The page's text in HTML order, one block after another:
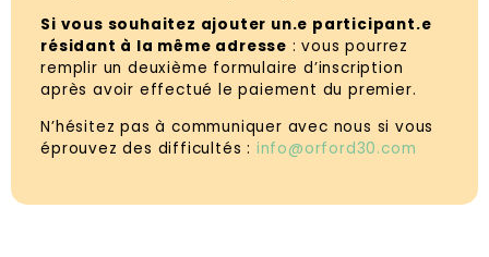
Si vous souhaitez ajouter un.e participant.e
résidant à la même adresse : vous pourrez
remplir un deuxième formulaire d’inscription
après avoir effectué le paiement du premier.
N’hésitez pas à communiquer avec nous si vous
éprouvez des difficultés : info@orford30.com